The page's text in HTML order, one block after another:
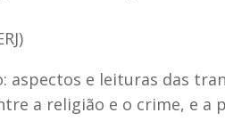
aspectos e leituras das
a religião e o crime, e